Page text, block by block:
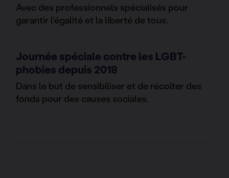
Avec des professionnels spécialisés pour
garantir l’égalité et la liberté de tous.
Journée spéciale contre les LGBT-
phobies depuis 2018
Dans le but de sensibiliser et de récolter des
fonds pour des causes sociales.